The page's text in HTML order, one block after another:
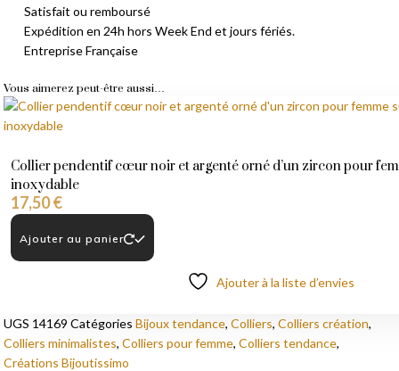
Satisfait ou remboursé
Expédition en 24h hors Week End et jours fériés.
Entreprise Française
Vous aimerez peut-être aussi…
Collier pendentif cœur noir et argenté orné d’un zircon pour
inoxydable
17,50€
Ajouter au panier
Ajouter à la liste d’envies
UGS 14169 Catégories Bijoux tendance, Colliers, Colliers création,
Colliers minimalistes, Colliers pour femme, Colliers tendance,
Créations Bijoutissimo